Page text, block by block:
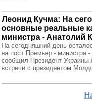
Леонид Кучма: На
основные реальные
министра - Анатолий
На сегодняшний день
на пост Премьер - министра
сообщил Президент
встречи с президентом